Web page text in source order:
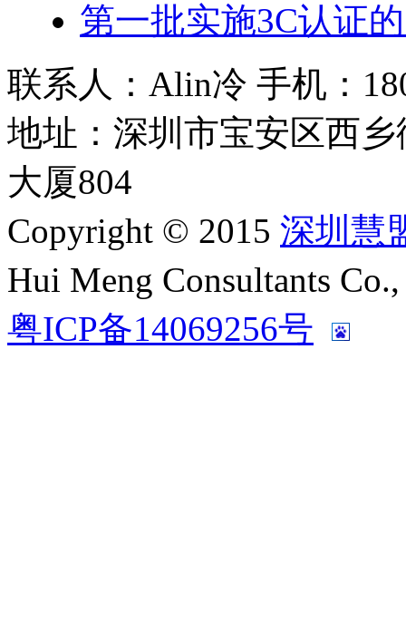
第一批实施3C认证
联系人：Alin冷 手机：
地址：深圳市宝安区西
大厦804
Copyright © 2015 深圳慧
Hui Meng Consultants
粤ICP备14069256号